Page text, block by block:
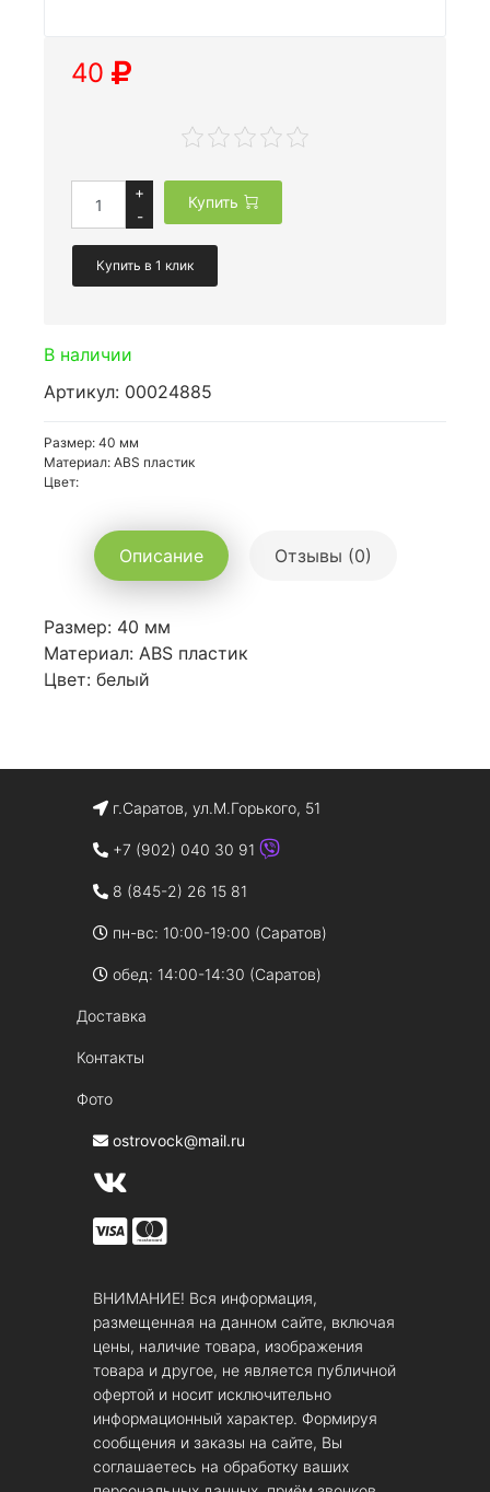
40
+
-
Купить
Купить в 1 клик
В наличии
Артикул: 00024885
Размер: 40 мм
Материал: ABS пластик
Цвет:
Описание Отзывы (0)
Размер: 40 мм
Материал: ABS пластик
Цвет: белый
г.Саратов, ул.М.Горького, 51
+7 (902) 040 30 91
8 (845-2) 26 15 81
пн-вс: 10:00-19:00 (Саратов)
обед: 14:00-14:30 (Саратов)
Доставка
Контакты
Фото
ostrovock@mail.ru
ВНИМАНИЕ! Вся информация,
размещенная на данном сайте, включая
цены, наличие товара, изображения
товара и другое, не является публичной
офертой и носит исключительно
информационный характер. Формируя
сообщения и заказы на сайте, Вы
соглашаетесь на обработку ваших